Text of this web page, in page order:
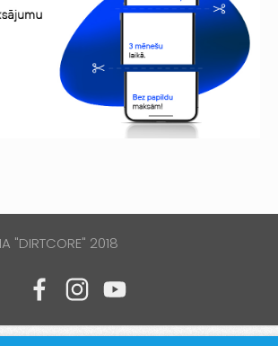
"DIRTCORE" 2018